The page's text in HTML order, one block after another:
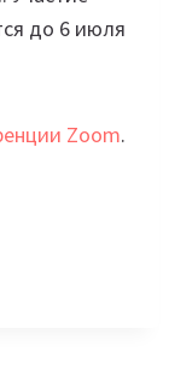
до 6 июля
Zoom.